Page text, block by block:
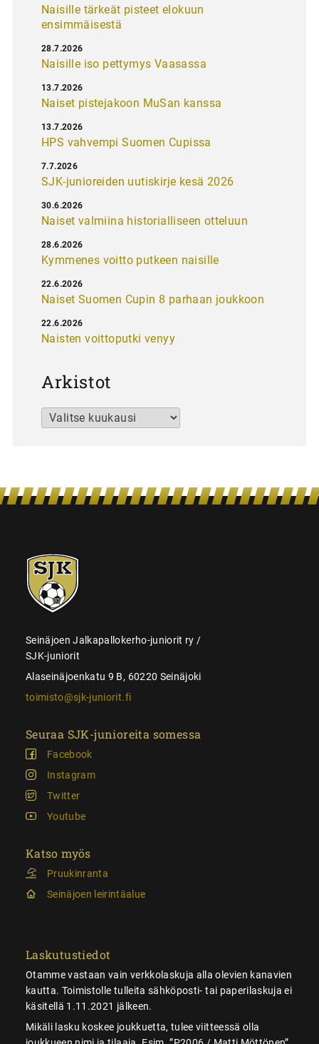
Naisille tärkeät pisteet elokuun
ensimmäisestä
Naisille iso pettymys Vaasassa
28.7.2026
Naiset pistejakoon MuSan kanssa
13.7.2026
HPS vahvempi Suomen Cupissa
13.7.2026
SJK-junioreiden uutiskirje kesä 2026
7.7.2026
Naiset valmiina historialliseen otteluun
30.6.2026
Kymmenes voitto putkeen naisille
28.6.2026
Naiset Suomen Cupin 8 parhaan joukkoon
22.6.2026
Naisten voittoputki venyy
22.6.2026
Arkistot
Arkistot
SJK-
juniorit
Seinäjoen Jalkapallokerho-juniorit ry /
SJK-juniorit
Alaseinäjoenkatu 9 B, 60220 Seinäjoki
toimisto@sjk-juniorit.fi
Seuraa SJK-junioreita somessa
Facebook
Instagram
Twitter
Youtube
Katso myös
Pruukinranta
Seinäjoen leirintäalue
Laskutustiedot
Otamme vastaan vain verkkolaskuja alla olevien kanavien
kautta. Toimistolle tulleita sähköposti- tai paperilaskuja ei
käsitellä 1.11.2021 jälkeen.
Mikäli lasku koskee joukkuetta, tulee viitteessä olla